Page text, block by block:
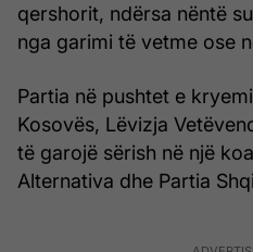
qershorit, ndërsa nëntë
nga garimi të vetme ose
Partia në pushtet e
Kosovës, Lëvizja
të garojë sërish në një
Alternativa dhe Partia